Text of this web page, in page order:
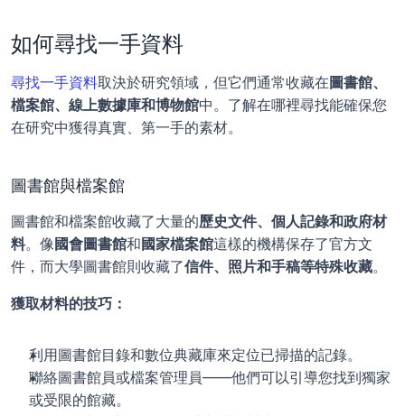
如何尋找一手資料
尋找一手資料取決於研究領域，但它們通常收藏在圖書館、
檔案館、線上數據庫和博物館中。了解在哪裡尋找能確保您
在研究中獲得真實、第一手的素材。
圖書館與檔案館
圖書館和檔案館收藏了大量的歷史文件、個人記錄和政府材
料。像國會圖書館和國家檔案館這樣的機構保存了官方文
件，而大學圖書館則收藏了信件、照片和手稿等特殊收藏。
獲取材料的技巧：
利用圖書館目錄和數位典藏庫來定位已掃描的記錄。
聯絡圖書館員或檔案管理員——他們可以引導您找到獨家
或受限的館藏。